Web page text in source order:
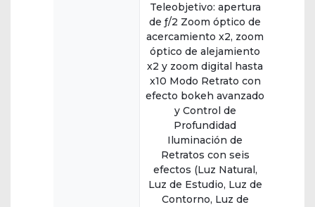
Teleobjetivo: apertura
de ƒ/2 Zoom óptico de
acercamiento x2, zoom
óptico de alejamiento
x2 y zoom digital hasta
x10 Modo Retrato con
efecto bokeh avanzado
y Control de
Profundidad
Iluminación de
Retratos con seis
efectos (Luz Natural,
Luz de Estudio, Luz de
Contorno, Luz de